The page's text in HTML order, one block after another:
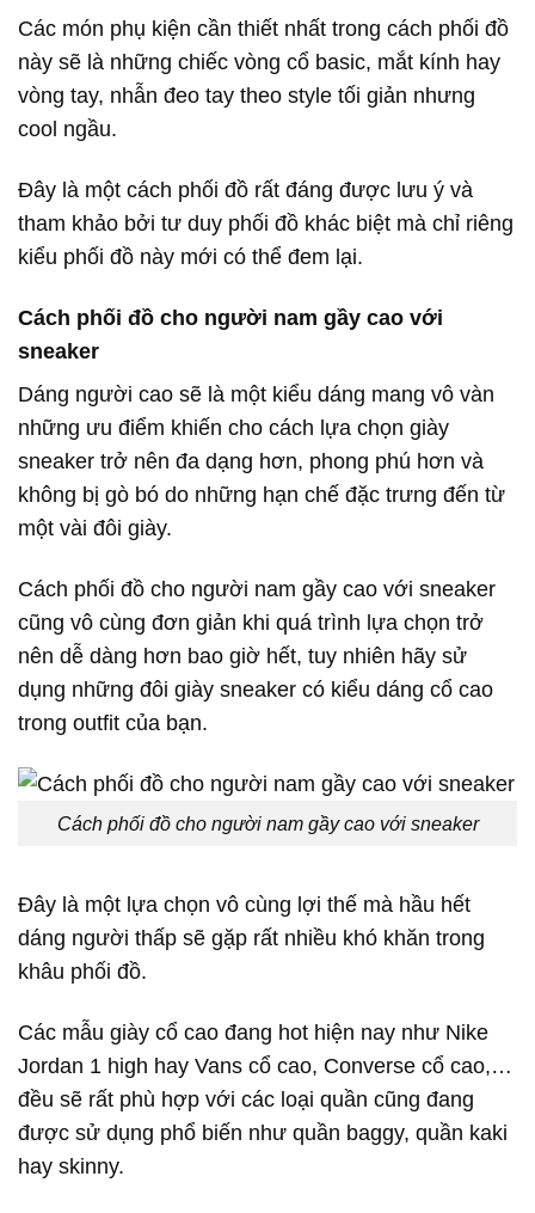
Các món phụ kiện cần thiết nhất trong cách phối đồ
này sẽ là những chiếc vòng cổ basic, mắt kính hay
vòng tay, nhẫn đeo tay theo style tối giản nhưng
cool ngầu.
Đây là một cách phối đồ rất đáng được lưu ý và
tham khảo bởi tư duy phối đồ khác biệt mà chỉ riêng
kiểu phối đồ này mới có thể đem lại.
Cách phối đồ cho người nam gầy cao với
sneaker
Dáng người cao sẽ là một kiểu dáng mang vô vàn
những ưu điểm khiến cho cách lựa chọn giày
sneaker trở nên đa dạng hơn, phong phú hơn và
không bị gò bó do những hạn chế đặc trưng đến từ
một vài đôi giày.
Cách phối đồ cho người nam gầy cao với sneaker
cũng vô cùng đơn giản khi quá trình lựa chọn trở
nên dễ dàng hơn bao giờ hết, tuy nhiên hãy sử
dụng những đôi giày sneaker có kiểu dáng cổ cao
trong outfit của bạn.
Cách phối đồ cho người nam gầy cao với sneaker
Đây là một lựa chọn vô cùng lợi thế mà hầu hết
dáng người thấp sẽ gặp rất nhiều khó khăn trong
khâu phối đồ.
Các mẫu giày cổ cao đang hot hiện nay như Nike
Jordan 1 high hay Vans cổ cao, Converse cổ cao,…
đều sẽ rất phù hợp với các loại quần cũng đang
được sử dụng phổ biến như quần baggy, quần kaki
hay skinny.